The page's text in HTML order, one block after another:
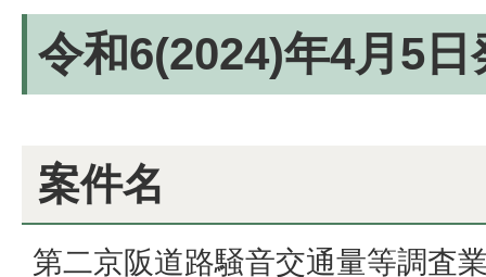
令和6(2024)年4月5日
案件名
第二京阪道路騒音交通量等調査